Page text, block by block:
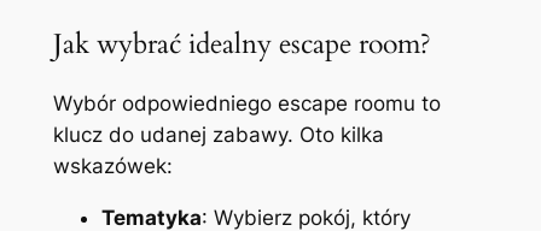
Jak wybrać idealny escape room?
Wybór odpowiedniego escape roomu to
klucz do udanej zabawy. Oto kilka
wskazówek:
Tematyka: Wybierz pokój, który